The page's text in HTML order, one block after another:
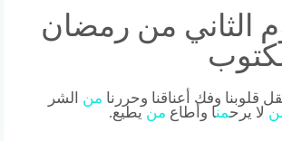
الثاني من رمضان
قلوبنا وفك أعناقنا وحررنا من الشر
لا يرحمنا وأطاع من يطيع.